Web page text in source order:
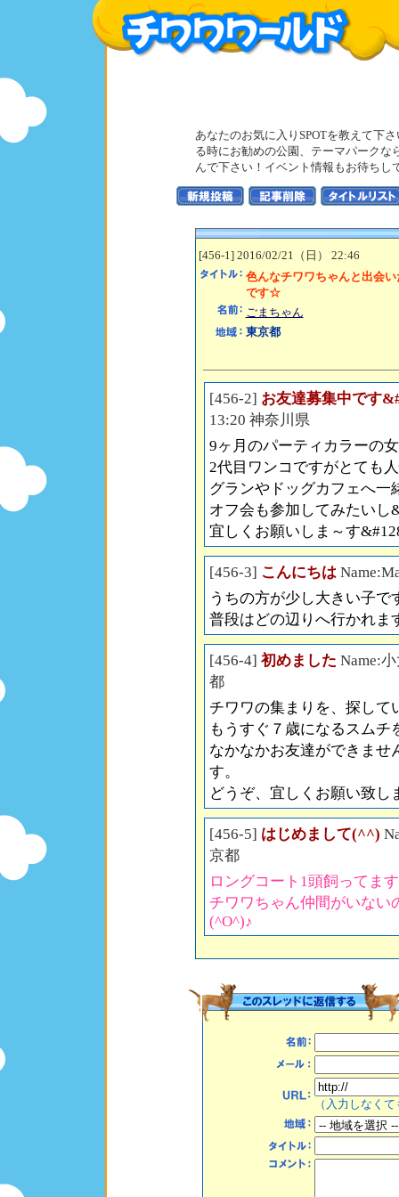
あなたのお気に入りSPOTを教えて下
る時にお勧めの公園、テーマパークな
んで下さい！イベント情報もお待ちし
[456-1] 2016/02/21（日） 22:46
色んなチワワちゃんと出会い
です☆
ごまちゃん
東京都
[456-2] お友達募集中です
13:20 神奈川県
9ヶ月のパーティカラーの
2代目ワンコですがとても
グランやドッグカフェへ一
オフ会も参加してみたいし
宜しくお願いしま～す
[456-3] こんにちは
うちの方が少し大きい子
普段はどの辺りへ行かれま
[456-4] 初めました Name:
都
チワワの集まりを、探して
もうすぐ７歳になるスム
なかなかお友達ができませ
す。
どうぞ、宜しくお願い致し
[456-5] はじめまして(^^)
京都
ロングコート1頭飼ってま
チワワちゃん仲間がいない
(^O^)♪
（入力しなく